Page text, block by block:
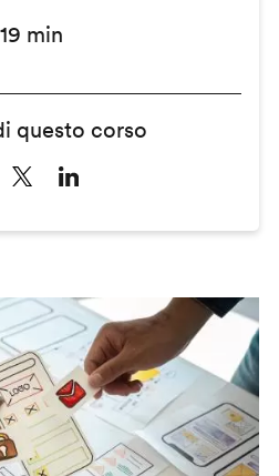
min
questo corso